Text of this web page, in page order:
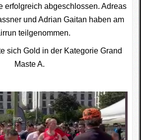
erfolgreich abgeschlossen. Adreas
und Adrian Gaitan haben am
teilgenommen.
sich Gold in der Kategorie Grand
Maste A.